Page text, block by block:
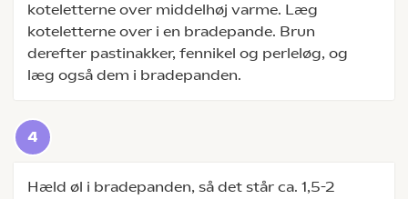
koteletterne over middelhøj varme. Læg
koteletterne over i en bradepande. Brun
derefter pastinakker, fennikel og perleløg, og
læg også dem i bradepanden.
Hæld øl i bradepanden, så det står ca. 1,5-2